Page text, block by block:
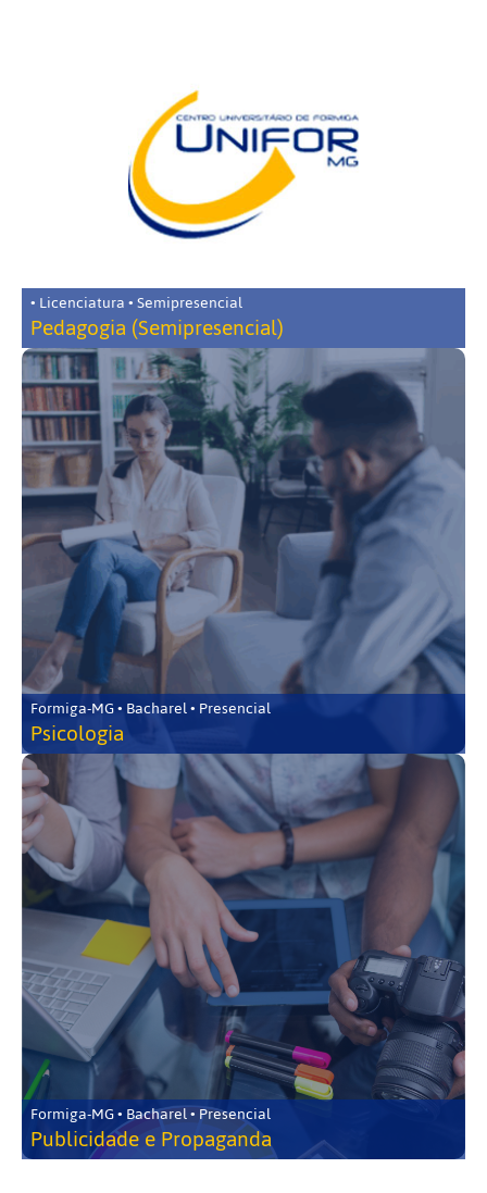
• Licenciatura • Semipresencial
Pedagogia (Semipresencial)
Formiga-MG • Bacharel • Presencial
Psicologia
Formiga-MG • Bacharel • Presencial
Publicidade e Propaganda